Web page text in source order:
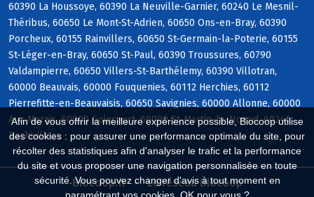
Afin de vous offrir la meilleure expérience possible, Biocoop utilise
des cookies : pour assurer une performance optimale du site, pour
récolter des statistiques afin d'analyser le trafic et la performance
du site et vous proposer une navigation personnalisée en toute
sécurité. Vous pouvez changer d'avis à tout moment en
60390 La Houssoye, 60390 La Neuville-Garnier, 60240 Le Mesnil-
Théribus, 60650 Le Mont-St-Adrien, 60650 Ons-en-Bray, 60390
Porcheux, 60155 Rainvillers, 60650 St-Germain-la-Poterie, 60155
St-Léger-en-Bray, 60650 St-Paul, 60390 Troussures, 60790
Valdampierre, 60650 Villers-St-Barthélemy, 60390 Villotran,
60000 Beauvais, 60000 Fouquenies, 60112 Herchies, 60112
Pierrefitte-en-Beauvaisis, 60650 Savignies, 60000 Allonne, 60000
Aux Marais, 60000 Goincourt, 60000 St-Martin-le-Noeud, 60240
Bachivillers
Biocoop.fr
Le réseau Biocoop